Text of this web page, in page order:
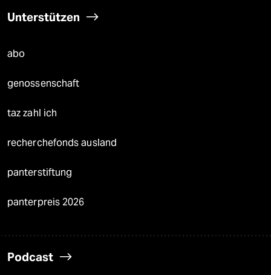
Unterstützen
abo
genossenschaft
taz zahl ich
recherchefonds ausland
panterstiftung
panterpreis 2026
Podcast